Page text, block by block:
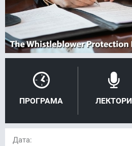
ПРОГРАМА ЛЕКТОРИ
Дата: